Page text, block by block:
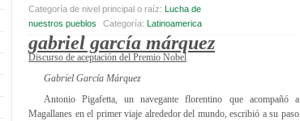
Categoría de nivel principal o raíz: Lucha de
nuestros pueblos
Categoría: Latinoamerica
gabriel garcía márquez
Discurso de aceptación del Premio Nobel
Gabriel García Márquez
Antonio Pigafetta, un navegante florentino que acompañó a
Magallanes en el primer viaje alrededor del mundo, escribió a su paso